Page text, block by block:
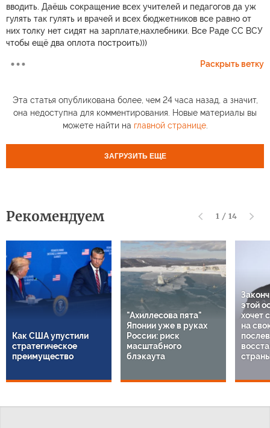
вводить. Даёшь сокращение всех учителей и педагогов да уж
гулять так гулять и врачей и всех бюджетников все равно от
них толку нет сидят на зарплате,нахлебники. Все Раде СС ВСУ
чтобы ещё два оплота построить)))
Раскрыть ветку
Эта статья опубликована более, чем 24 часа назад, а значит,
она недоступна для комментирования. Новые материалы вы
можете найти на главной странице.
ЗАГРУЗИТЬ ЕЩЕ
Рекомендуем 1 / 14
Как США упустили
стратегическое
преимущество
"Ахиллесова пята"
Японии уже в руках
России: риск
масштабного
блэкаута
этой
хочет
на